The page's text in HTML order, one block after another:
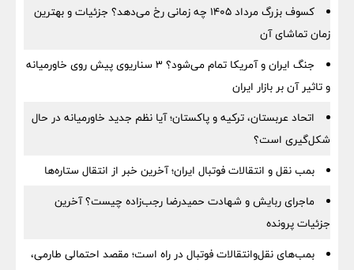
کسوف بزرگ مرداد ۱۴۰۵ چه زمانی رخ می‌دهد؟ جزئیات و بهترین
زمان تماشای آن
جنگ ایران و آمریکا تمام می‌شود؟ ۳ سناریوی پیش روی خاورمیانه
و تاثیر آن بر بازار ایران
اتحاد عربستان، ترکیه و پاکستان؛ آیا نظم جدید خاورمیانه در حال
شکل‌گیری است؟
بمب نقل‌ و انتقالات فوتبال ایران؛ آخرین خبر از انتقال ستاره‌ها
ماجرای ربایش و شهادت حمیدرضا رجب‌زاده چیست؟ آخرین
جزئیات پرونده
بمب‌های نقل‌وانتقالات فوتبال در راه است؛ مقصد احتمالی طارمی،